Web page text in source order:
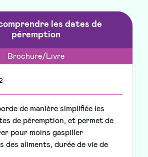
les dates de
péremption
Brochure/Livre
de manière simplifiée les
de péremption, et permet de
pour moins gaspiller
des aliments, durée de vie de